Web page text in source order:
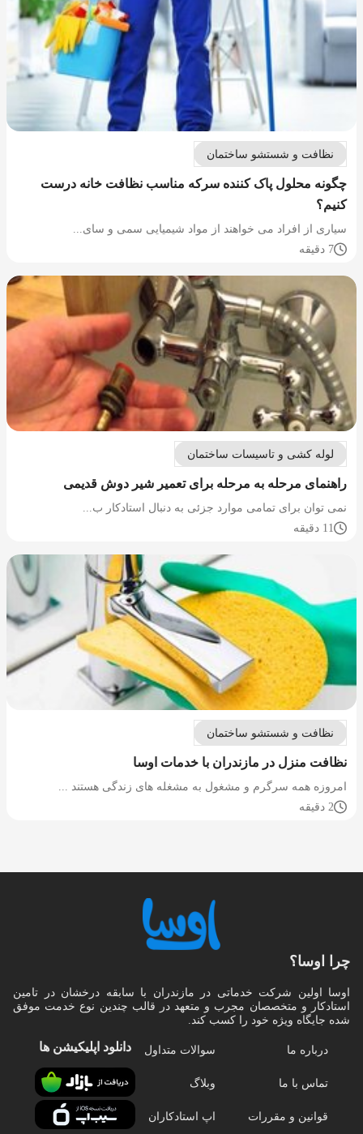
نظافت و شستشو ساختمان
چگونه محلول پاک کننده سرکه مناسب نظافت خانه درست
کنیم؟
سیاری از افراد می خواهند از مواد شیمیایی سمی و سای...
7 دقیقه
لوله کشی و تاسیسات ساختمان
راهنمای مرحله به مرحله برای تعمیر شیر دوش قدیمی
نمی توان برای تمامی موارد جزئی به دنبال استادکار ب...
11 دقیقه
نظافت و شستشو ساختمان
نظافت منزل در مازندران با خدمات اوسا
امروزه همه سرگرم و مشغول به مشغله های زندگی هستند ...
2 دقیقه
چرا اوسا؟
اوسا اولین شرکت خدماتی در مازندران با سابقه درخشان در تامین
استادکار و متخصصان مجرب و متعهد در قالب چندین نوع خدمت موفق
شده جایگاه ویژه خود را کسب کند.
درباره ما سوالات متداول
تماس با ما وبلاگ
قوانین و مقررات اپ استادکاران
دانلود اپلیکیشن‌ ها